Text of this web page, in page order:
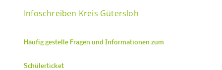
Infoschreiben Kreis Gütersloh
Häufig gestelle Fragen und Informationen zum
Schülerticket